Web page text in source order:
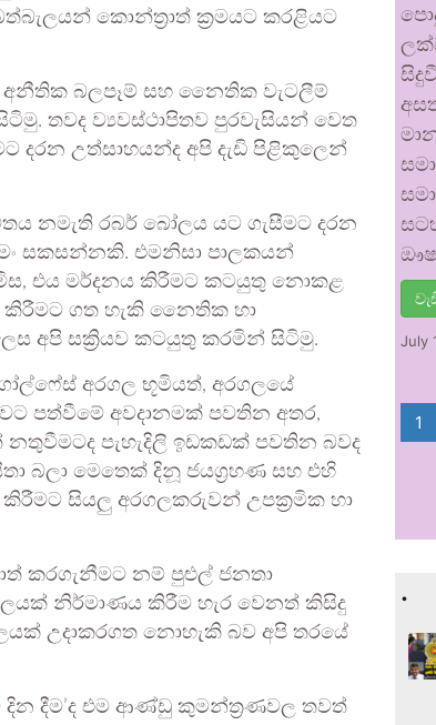
කොන්ත්‍රාත් ක්‍රමයට කරළියට
බලපෑම් සහ නෛතික වැටලීම්
තවද ව්‍යවස්ථාපිතව පුරවැසියන් වෙත
දරන උත්සාහයන්ද අපි දැඩි පිළිකුලෙන්
නමැති රබර් බෝලය යට ගැසීමට දරන
සකසන්නකි. එමනිසා පාලකයන්
එය මර්දනය කිරීමට කටයුතු නොකළ
කිරීමට ගත හැකි නෛතික හා
අපි සක්‍රියව කටයුතු කරමින් සිටිමු.
අරගල භූමියත්, අරගලයේ
පත්වීමේ අවදානමක් පවතින අතර,
පැහැදිලි ඉඩකඩක් පවතින බවද
බලා මෙතෙක් දිනූ ජයග්‍රහණ සහ එහි
සියලු අරගලකරුවන් උපක්‍රමික හා
කරගැනීමට නම් පුළුල් ජනතා
නිර්මාණය කිරීම හැර වෙනත් කිසිදු
උදාකරගත නොහැකි බව අපි තරයේ
දීම’ද එම ආණ්ඩු කුමන්ත්‍රණවල තවත්
July
1
.